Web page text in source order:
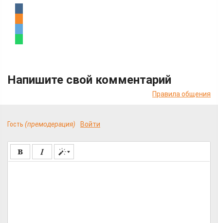
Напишите свой комментарий
Правила общения
Гость (премодерация) Войти